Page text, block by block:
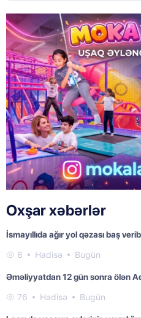
Oxşar xəbərlər
İsmayıllıda ağır yol qəzası baş
6 Hadisə Bugün
Əməliyyatdan 12 gün sonra ölən
76 Hadisə Bugün